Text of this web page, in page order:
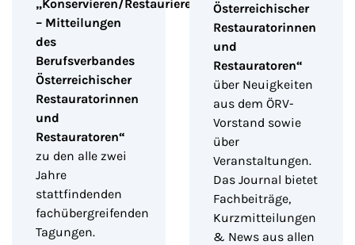
„Konservieren/Restaurieren
– Mitteilungen
des
Berufsverbandes
Österreichischer
Restauratorinnen
und
Restauratoren“
zu den alle zwei
Jahre
stattfindenden
fachübergreifenden
Tagungen.
Österreichischer
Restauratorinnen
und
Restauratoren“
über Neuigkeiten
aus dem ÖRV-
Vorstand sowie
über
Veranstaltungen.
Das Journal bietet
Fachbeiträge,
Kurzmitteilungen
& News aus allen